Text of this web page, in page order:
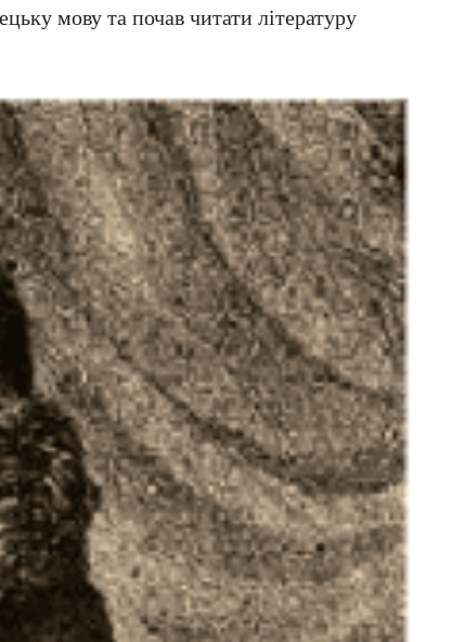
мову та почав читати літературу